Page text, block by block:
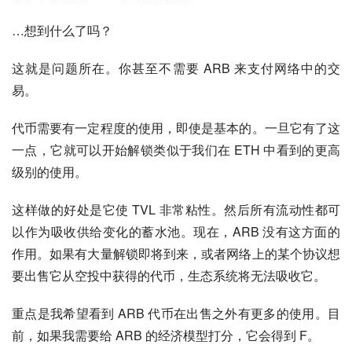
…想到什么了吗？
这就是问题所在。你甚至不需要 ARB 来支付网络中的交
易。
代币需要有一定程度的使用，即使是基本的。一旦它有了这
一点，它就可以开始解锁类似于我们在 ETH 中看到的更高
级别的使用。
这样做的好处是它使 TVL 非常粘性。然后所有流动性都可
以作为吸收供给变化的蓄水池。现在，ARB 没有这方面的
作用。如果有大量解锁即将到来，或者网络上的某个协议想
要出售它从空投中获得的代币，生态系统将无法吸收它。
重点是我希望看到 ARB 代币在出售之外有更多的使用。目
前，如果我需要给 ARB 的经济模型打分，它会得到 F。